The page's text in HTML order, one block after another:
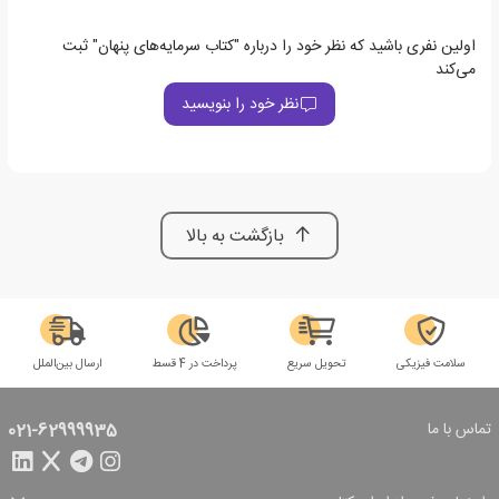
اولین نفری باشید که نظر خود را درباره "کتاب سرمایه‌های پنهان" ثبت
می‌کند
نظر خود را بنویسید
بازگشت به بالا
سلامت فیزیکی تحویل سریع پرداخت در 4 قسط ارسال بین‌الملل
تماس با ما 021-62999935